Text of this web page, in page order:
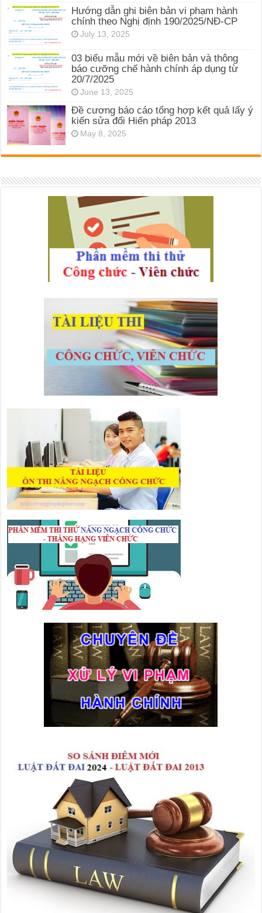
Hướng dẫn ghi biên bản vi phạm hành
chính theo Nghị định 190/2025/NĐ-CP
July 13, 2025
03 biểu mẫu mới về biên bản và thông
báo cưỡng chế hành chính áp dụng từ
20/7/2025
June 13, 2025
Đề cương báo cáo tổng hợp kết quả lấy ý
kiến sửa đổi Hiến pháp 2013
May 8, 2025